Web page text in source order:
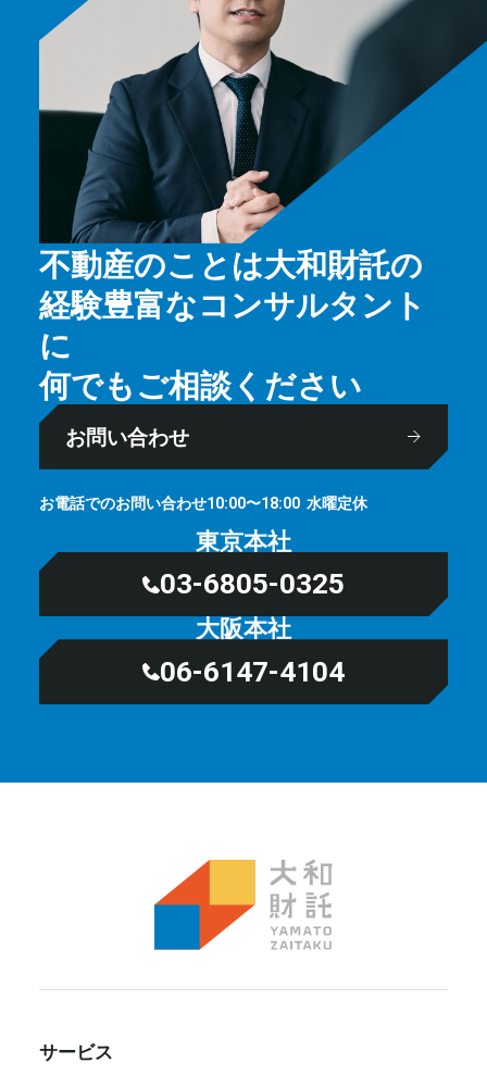
不動産のことは大和財託の
経験豊富なコンサルタント
に
何でもご相談ください
お問い合わせ
お電話でのお問い合わせ10:00〜18:00 ⽔曜定休
東京本社
03-6805-0325
大阪本社
06-6147-4104
サービス